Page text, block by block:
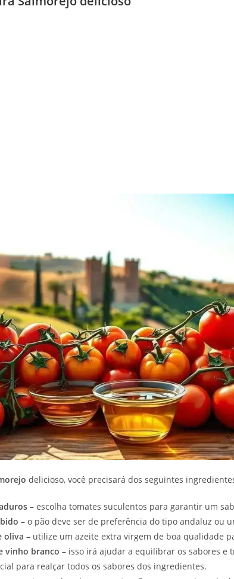
delicioso, você precisará dos seguintes
– escolha tomates suculentos para garantir um
– o pão deve ser de preferência do tipo andaluz ou
oliva – utilize um azeite extra virgem de boa qualidade
vinho branco – isso irá ajudar a equilibrar os sabores e
para realçar todos os sabores dos ingredientes.